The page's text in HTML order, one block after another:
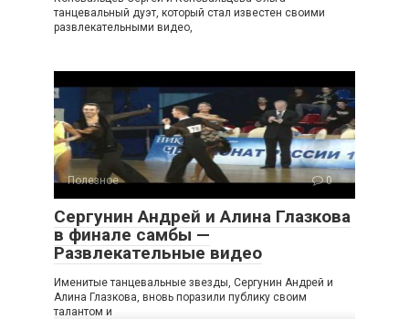
танцевальный дуэт, который стал известен своими
развлекательными видео,
Полезное 0
Сергунин Андрей и Алина Глазкова
в финале самбы —
Развлекательные видео
Именитые танцевальные звезды, Сергунин Андрей и
Алина Глазкова, вновь поразили публику своим
талантом и